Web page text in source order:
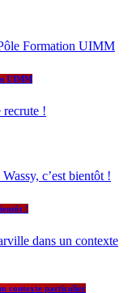
UIMM
!
contexte particulier